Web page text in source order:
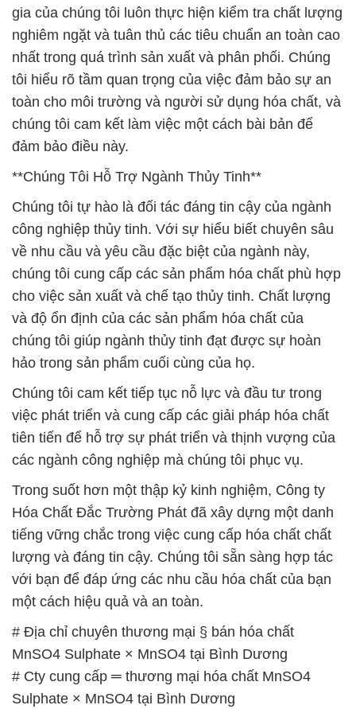
gia của chúng tôi luôn thực hiện kiểm tra chất lượng
nghiêm ngặt và tuân thủ các tiêu chuẩn an toàn cao
nhất trong quá trình sản xuất và phân phối. Chúng
tôi hiểu rõ tầm quan trọng của việc đảm bảo sự an
toàn cho môi trường và người sử dụng hóa chất, và
chúng tôi cam kết làm việc một cách bài bản để
đảm bảo điều này.
**Chúng Tôi Hỗ Trợ Ngành Thủy Tinh**
Chúng tôi tự hào là đối tác đáng tin cậy của ngành
công nghiệp thủy tinh. Với sự hiểu biết chuyên sâu
về nhu cầu và yêu cầu đặc biệt của ngành này,
chúng tôi cung cấp các sản phẩm hóa chất phù hợp
cho việc sản xuất và chế tạo thủy tinh. Chất lượng
và độ ổn định của các sản phẩm hóa chất của
chúng tôi giúp ngành thủy tinh đạt được sự hoàn
hảo trong sản phẩm cuối cùng của họ.
Chúng tôi cam kết tiếp tục nỗ lực và đầu tư trong
việc phát triển và cung cấp các giải pháp hóa chất
tiên tiến để hỗ trợ sự phát triển và thịnh vượng của
các ngành công nghiệp mà chúng tôi phục vụ.
Trong suốt hơn một thập kỷ kinh nghiệm, Công ty
Hóa Chất Đắc Trường Phát đã xây dựng một danh
tiếng vững chắc trong việc cung cấp hóa chất chất
lượng và đáng tin cậy. Chúng tôi sẵn sàng hợp tác
với bạn để đáp ứng các nhu cầu hóa chất của bạn
một cách hiệu quả và an toàn.
# Địa chỉ chuyên thương mại § bán hóa chất
MnSO4 Sulphate × MnSO4 tại Bình Dương
# Cty cung cấp ═ thương mại hóa chất MnSO4
Sulphate × MnSO4 tại Bình Dương